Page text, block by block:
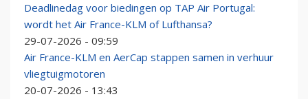
Deadlinedag voor biedingen op TAP Air Portugal:
wordt het Air France-KLM of Lufthansa?
29-07-2026 - 09:59
Air France-KLM en AerCap stappen samen in verhuur
vliegtuigmotoren
20-07-2026 - 13:43